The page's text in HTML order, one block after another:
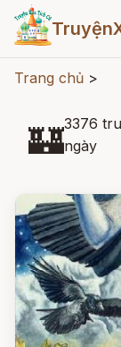
Trang chủ >
🏰3376
ngày